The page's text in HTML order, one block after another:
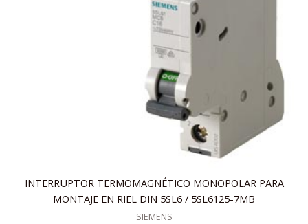
INTERRUPTOR TERMOMAGNÉTICO MONOPOLAR PARA
MONTAJE EN RIEL DIN 5SL6 / 5SL6125-7MB
SIEMENS